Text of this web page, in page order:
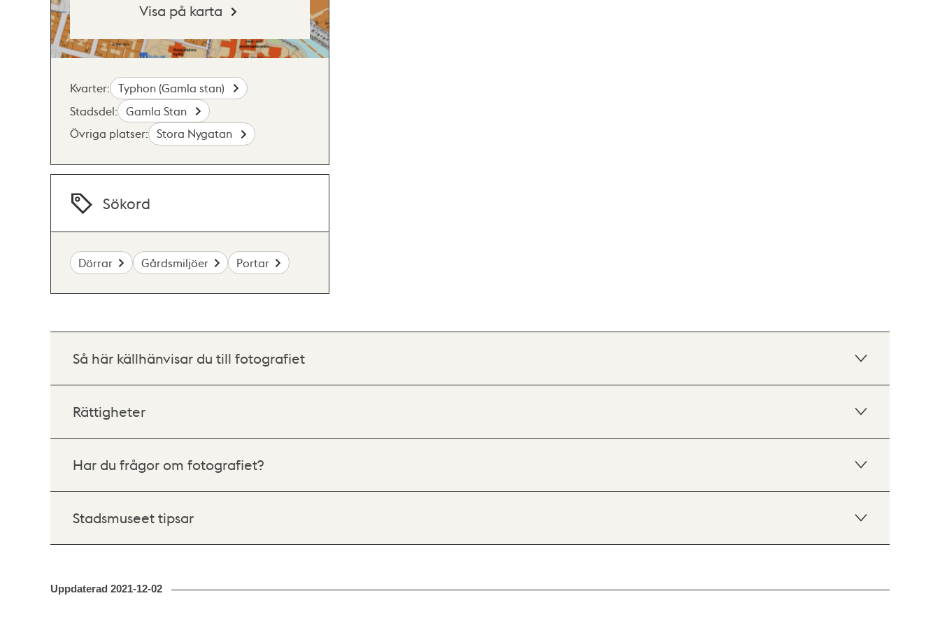
Visa på karta
Kvarter:
Typhon (Gamla stan)
Stadsdel:
Gamla Stan
Övriga platser:
Stora Nygatan
Sökord
Dörrar Gårdsmiljöer Portar
Så här källhänvisar du till fotografiet
Rättigheter
Har du frågor om fotografiet?
Stadsmuseet tipsar
Uppdaterad 2021-12-02